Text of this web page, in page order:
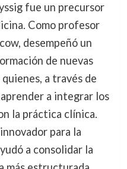
fue un precursor
Como profesor
desempeñó un
de nuevas
a través de
a integrar los
la práctica clínica.
para la
a consolidar la